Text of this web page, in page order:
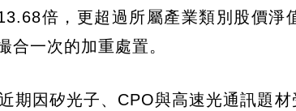
倍，更超過所屬產業類別股價淨
合一次的加重處置。
期因矽光子、CPO與高速光通訊題